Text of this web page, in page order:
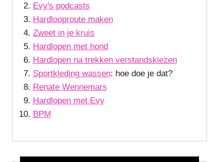
Evy's podcasts
Hardlooproute maken
Zweet in je kruis
Hardlopen met hond
Hardlopen na trekken verstandskiezen
Sportkleding wassen: hoe doe je dat?
Renate Wennemars
Hardlopen met Evy
BPM